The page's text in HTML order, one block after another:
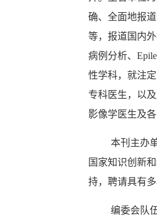
确、全面地报
等，报道国内
病例分析、
性学科，就注
专科医生，以
影像学医生及各
本刊主办
国家知识创新
持，聘请具有
编委会队